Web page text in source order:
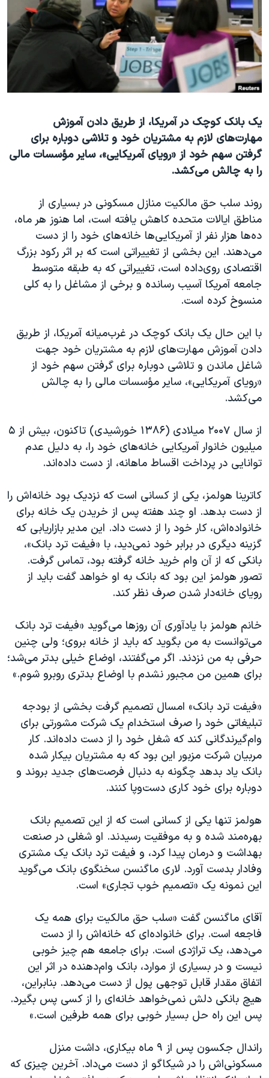
فرهنگ و زندگی
حقوق شهروندی
اقتصادی
علم و فناوری
گالری عکس
آرشیو پخش زنده
مستندها
انتخابات ریاست جمهوری آمریکا ۲۰۲۴
حمله جمهوری اسلامی به اسرائیل
رمز مهسا
اعتراضات زن، زندگی، آزادی
مجموعه مستندهای دادخواهی
تریبونال مردمی آبان ۹۸
چهل سال گروگان‌گیری
قانون شفافیت دارائی کادر رهبری ایران
اعتراضات مردمی آبان ۹۸
اسرائیل در جنگ
نرگس محمدی برنده جایزه نوبل صلح
صفحه‌های ویژه
سفر پرزیدنت ترامپ به چین
دنبال کنید
زبانهای مختلف
یک بانک کوچک در آمريکا، از طريق دادن آموزش
مهارت‌های لازم به مشتريان خود و تلاشی دوباره برای
گرفتن سهم خود از «رويای آمريکايی»، سایر مؤسسات مالی
را به چالش می‌کشد.
روند سلب حق مالکیت منازل مسکونی در بسیاری از
مناطق ایالات متحده کاهش یافته است، اما هنوز هر ماه،
ده‌ها هزار نفر از آمریکایی‌ها خانه‌های خود را از دست
می‌دهند. اين بخشی از تغييراتی است که بر اثر رکود بزرگ
اقتصادی روی‌داده است، تغييراتی که به طبقه متوسط
جامعه آمریکا آسیب رسانده و برخی از مشاغل را به کلی
منسوخ کرده است.
با این حال یک بانک کوچک در غرب‌میانه آمريکا، از طريق
دادن آموزش مهارت‌های لازم به مشتريان خود جهت
شاغل ماندن و تلاشی دوباره برای گرفتن سهم خود از
«رويای آمريکايی»، سایر مؤسسات مالی را به چالش
می‌کشد.
از سال ۲۰۰۷ میلادی (۱۳۸۶ خورشیدی) تاکنون، بیش از ۵
میلیون خانوار آمریکایی خانه‌های خود را، به دليل عدم
توانايی در پرداخت اقساط ماهانه، از دست داده‌اند.
کاترینا هولمز، يکی از کسانی است که نزديک بود خانه‌اش را
از دست بدهد. او چند هفته پس از خريدن یک خانه برای
خانواده‌اش، کار خود را از دست داد. این مدیر بازاریابی که
گزينه‌ ديگری در برابر خود نمی‌ديد، با «فيفت ترد بانک»،
بانکی که از آن وام خرید خانه گرفته بود، تماس گرفت.
تصور هولمز اين بود که بانک به او خواهد گفت بايد از
رويای خانه‌دار شدن صرف نظر کند.
خانم هولمز با يادآوری آن روزها می‌گويد «فيفت ترد بانک
می‌توانست به من بگويد که بايد از خانه بروی؛ ولی چنين
حرفی به من نزدند. اگر می‌گفتند، اوضاع خيلی بدتر می‌شد؛
برای همین من مجبور نشدم با اوضاع بدتری روبرو شوم.»
«فيفت ترد بانک» امسال تصميم گرفت بخشی از بودجه
تبليغاتی خود را صرف استخدام يک شرکت مشورتی برای
وام‌گيرندگانی کند که شغل خود را از دست داده‌اند. کار
مربيان شرکت مزبور اين بود که به مشتريان بيکار شده
بانک ياد بدهد چگونه به دنبال فرصت‌های جديد بروند و
دوباره برای خود کاری دست‌وپا کنند.
هولمز تنها یکی از کسانی است که از اين تصميم بانک
بهره‌مند شده و به موفقیت رسيدند. او شغلی در صنعت
بهداشت و درمان پيدا کرد، و فيفت ترد بانک یک مشتری
وفادار بدست آورد. لاری ماگنسن سخنگوی بانک می‌گويد
اين نمونه يک «تصميم خوب تجاری» است.
آقای ماگنسن گفت «سلب حق مالکيت برای همه يک
فاجعه است. برای خانواده‌ای که خانه‌اش را از دست
می‌دهد، يک تراژدی است. برای جامعه هم چيز خوبی
نيست و در بسياری از موارد، بانک وام‌دهنده در اثر اين
اتفاق مقدار قابل توجهی پول از دست می‌دهد. بنابراين،
هيچ بانکی دلش نمی‌خواهد خانه‌ای را از کسی پس بگيرد.
پس اين راه حل بسيار خوبی برای همه طرفين است.»
راندال جکسون پس از ۹ ماه بيکاری، داشت منزل
مسکونی‌اش را در شيکاگو از دست می‌داد. آخرین چیزی که